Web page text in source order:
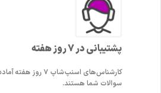
پشتیبانی در 7 روز هفته
کارشناس‌های اسنپ‌شاپ ۷
سوالات شما هستند.